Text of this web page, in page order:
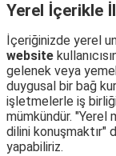
Yerel İçerikle
İçeriğinizde yerel
website
gelenek veya
duygusal bir bağ
işletmelerle iş
mümkündür. "Yerel
dilini konuşmaktır"
yapabiliriz.